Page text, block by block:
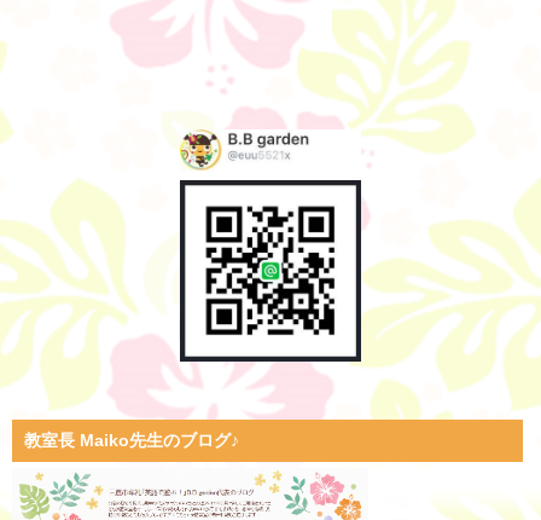
教室長 Maiko先生のブログ♪